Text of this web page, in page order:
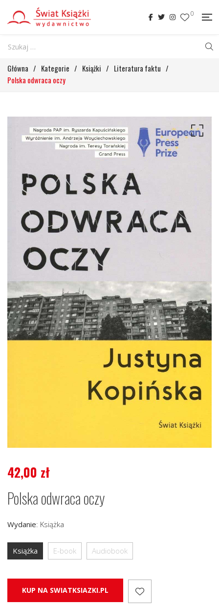
0
Główna / Kategorie / Książki / Literatura faktu /
Polska odwraca oczy
42,00 zł
Polska odwraca oczy
Wydanie: Książka
Książka E-book Audiobook
KUP NA SWIATKSIAZKI.PL